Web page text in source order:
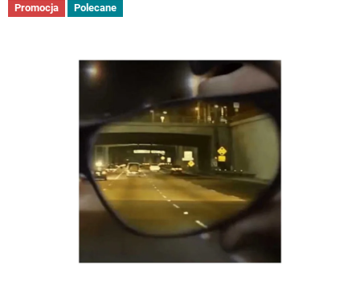
Promocja Polecane